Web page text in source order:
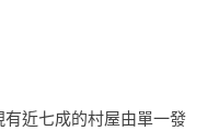
近七成的村屋由單一發